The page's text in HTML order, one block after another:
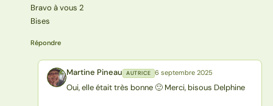
Bravo à vous 2
Bises
Répondre
MP Martine Pineau AUTRICE 6 septembre 2025
Oui, elle était très bonne 🙂 Merci, bisous Delphine